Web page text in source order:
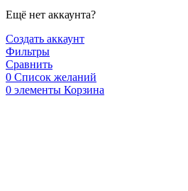
Ещё нет аккаунта?
Создать аккаунт
Фильтры
Сравнить
0 Список желаний
0 элементы Корзина